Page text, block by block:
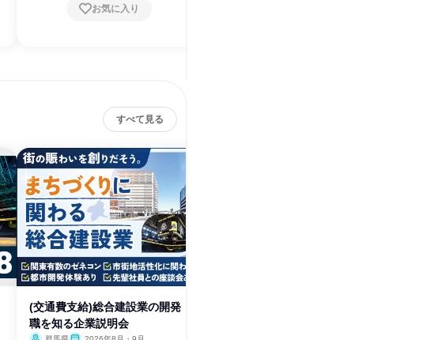
お気に入り
すべて見る
(交通費支給)総合建設業の開発
職を知る企業説明会